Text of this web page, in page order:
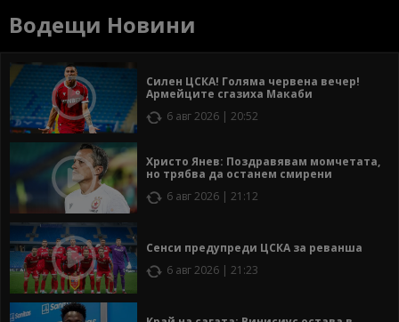
Водещи Новини
Силен ЦСКА! Голяма червена вечер!
Армейците сгазиха Макаби
6 авг 2026 | 20:52
Христо Янев: Поздравявам момчетата,
но трябва да останем смирени
6 авг 2026 | 21:12
Сенси предупреди ЦСКА за реванша
6 авг 2026 | 21:23